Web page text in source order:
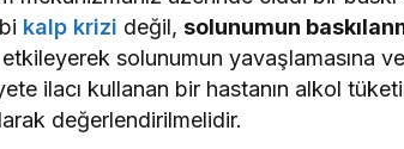
kalp krizi değil,solunumun
solunumun yavaşlamasına
ilacı kullanan bir hastanın alkol
değerlendirilmelidir.